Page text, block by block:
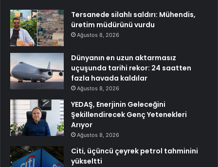
Tersanede silahlı saldırı: Mühendis,
üretim müdürünü vurdu
Ağustos 8, 2026
Dünyanın en uzun aktarmasız
uçuşunda tarihi rekor: 24 saatten
fazla havada kaldılar
Ağustos 8, 2026
YEDAŞ, Enerjinin Geleceğini
Şekillendirecek Genç Yetenekleri
Arıyor
Ağustos 8, 2026
Citi, üçüncü çeyrek petrol tahminini
yükseltti